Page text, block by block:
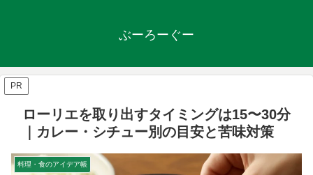
ぶーろーぐー
PR
ローリエを取り出すタイミングは15〜30分
｜カレー・シチュー別の目安と苦味対策
料理・食のアイデア帳